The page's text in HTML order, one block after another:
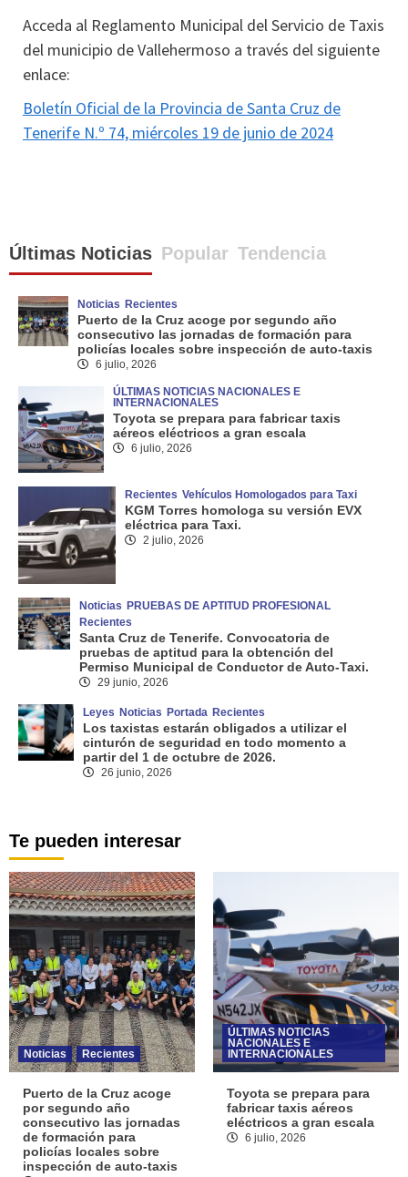
Acceda al Reglamento Municipal del Servicio de Taxis
del municipio de Vallehermoso a través del siguiente
enlace:
Boletín Oficial de la Provincia de Santa Cruz de
Tenerife N.º 74, miércoles 19 de junio de 2024
Últimas Noticias Popular Tendencia
Noticias Recientes
Puerto de la Cruz acoge por segundo año
consecutivo las jornadas de formación para
policías locales sobre inspección de auto-taxis
6 julio, 2026
ÚLTIMAS NOTICIAS NACIONALES E
INTERNACIONALES
Toyota se prepara para fabricar taxis
aéreos eléctricos a gran escala
6 julio, 2026
Recientes Vehículos Homologados para Taxi
KGM Torres homologa su versión EVX
eléctrica para Taxi.
2 julio, 2026
Noticias PRUEBAS DE APTITUD PROFESIONAL
Recientes
Santa Cruz de Tenerife. Convocatoria de
pruebas de aptitud para la obtención del
Permiso Municipal de Conductor de Auto-Taxi.
29 junio, 2026
Leyes Noticias Portada Recientes
Los taxistas estarán obligados a utilizar el
cinturón de seguridad en todo momento a
partir del 1 de octubre de 2026.
26 junio, 2026
Te pueden interesar
Noticias Recientes
Puerto de la Cruz acoge
por segundo año
consecutivo las jornadas
de formación para
policías locales sobre
inspección de auto-taxis
ÚLTIMAS NOTICIAS
NACIONALES E
INTERNACIONALES
Toyota se prepara para
fabricar taxis aéreos
eléctricos a gran escala
6 julio, 2026